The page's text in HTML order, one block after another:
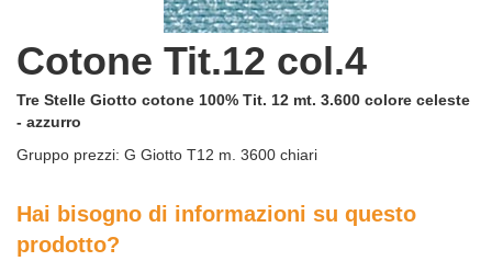
Cotone Tit.12 col.4
Tre Stelle Giotto cotone 100% Tit. 12 mt. 3.600 colore celeste
- azzurro
Gruppo prezzi: G Giotto T12 m. 3600 chiari
Hai bisogno di informazioni su questo
prodotto?